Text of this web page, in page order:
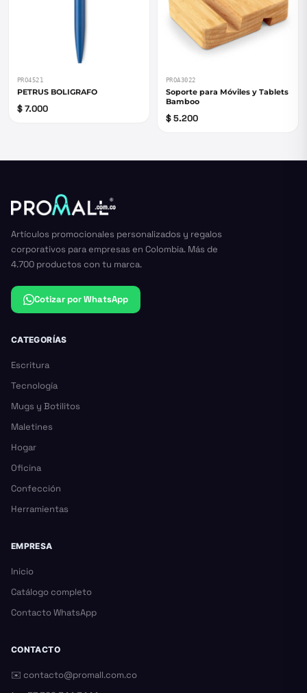
PRO4521
PETRUS BOLIGRAFO
$ 7.000
PROA3022
Soporte para Móviles y Tablets
Bamboo
$ 5.200
Artículos promocionales personalizados y regalos
corporativos para empresas en Colombia. Más de
4.700 productos con tu marca.
Cotizar por WhatsApp
CATEGORÍAS
Escritura
Tecnología
Mugs y Botilitos
Maletines
Hogar
Oficina
Confección
Herramientas
EMPRESA
Inicio
Catálogo completo
Contacto WhatsApp
CONTACTO
✉️ contacto@promall.com.co